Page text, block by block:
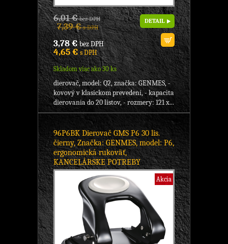
6,01 €bez DPH
7,39 €s DPH
3,78 €bez DPH
4,65 €s DPH
Skladom viac ako 30 ks
DETAIL
dierovač, model: Q2, značka: GENMES, -
kovový v klasickom prevedení, - kapacita
dierovania do 20 listov, - rozmery: 121 x...
96P6BK Dierovač GMS P6 30 lis.
čierny, Značka: GENMES, model: P6,
ergonomická rukoväť,
KANCELÁRSKE POTREBY
Akcia